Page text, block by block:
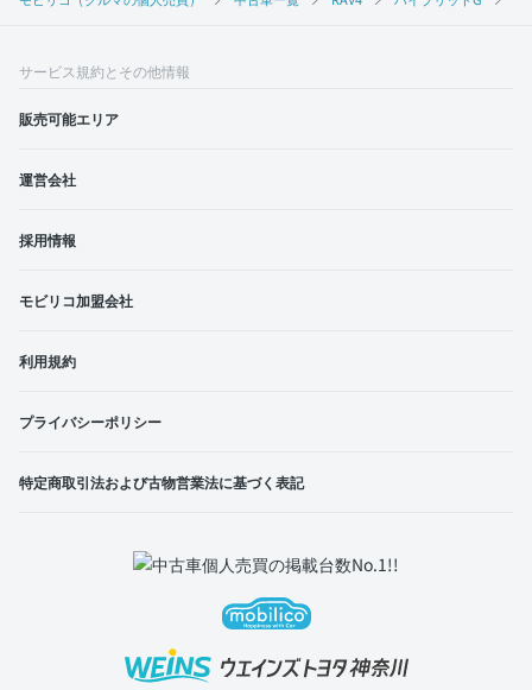
サービス規約とその他情報
販売可能エリア
運営会社
採用情報
モビリコ加盟会社
利用規約
プライバシーポリシー
特定商取引法および古物営業法に基づく表記